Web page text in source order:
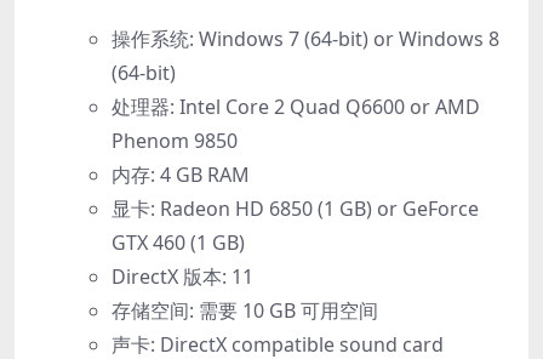
操作系统: Windows 7 (64-bit) or Windows 8
(64-bit)
处理器: Intel Core 2 Quad Q6600 or AMD
Phenom 9850
内存: 4 GB RAM
显卡: Radeon HD 6850 (1 GB) or GeForce
GTX 460 (1 GB)
DirectX 版本: 11
存储空间: 需要 10 GB 可用空间
声卡: DirectX compatible sound card